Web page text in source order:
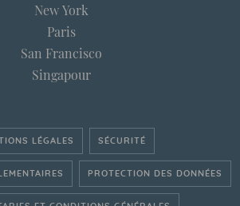
New York
Paris
San Francisco
Singapour
LÉGALES SÉCURITÉ
PROTECTION DES DONNÉES